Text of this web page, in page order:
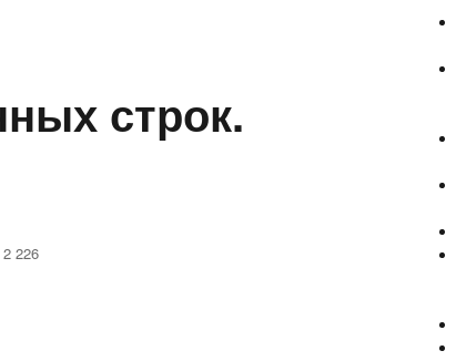
строк.
226